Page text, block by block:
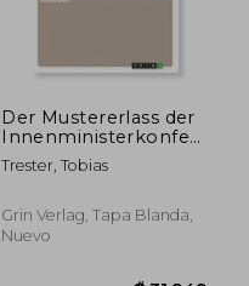
₡
Der Mustererlass der
Innenministerkonferenz
zum Umgang mit
den Reichsflaggen.
Reichskriegsflagge
(en Alemán)
Trester, Tobias
Grin Verlag, Tapa Blanda,
Nuevo